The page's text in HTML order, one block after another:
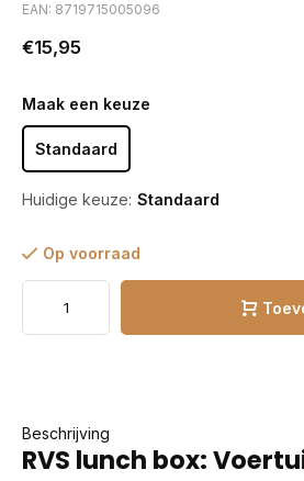
EAN: 8719715005096
€15,95
Maak een keuze
Standaard
Huidige keuze: Standaard
Op voorraad
Beschrijving
RVS lunch box: